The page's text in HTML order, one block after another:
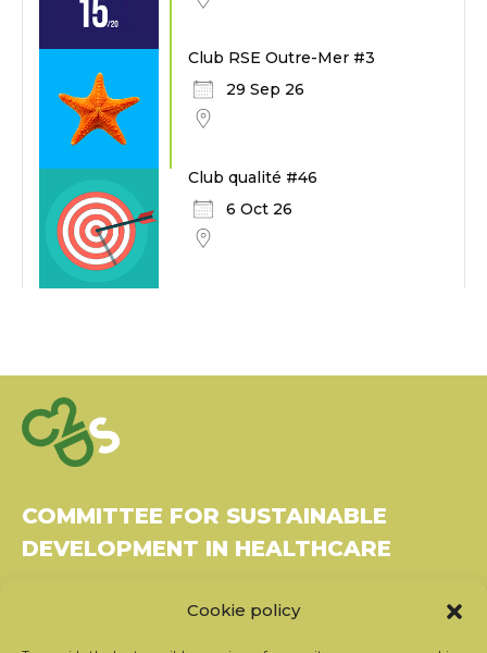
Cookie policy
Club RSE Outre-Mer #3
29 Sep 26
Club qualité #46
6 Oct 26
COMMITTEE FOR SUSTAINABLE
DEVELOPMENT IN HEALTHCARE
37270 Montlouis-sur-Loire
Tel: 06 26 49 36 81 - contact@c2ds.eu